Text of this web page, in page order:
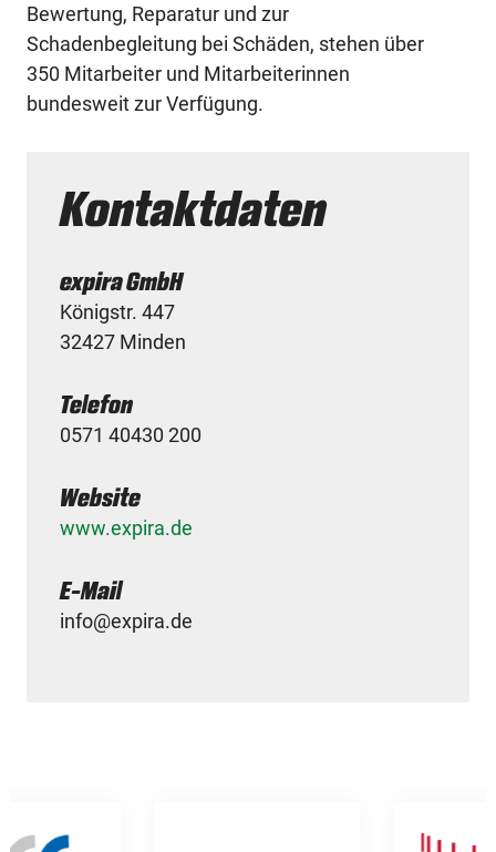
Bewertung, Reparatur und zur
Schadenbegleitung bei Schäden, stehen über
350 Mitarbeiter und Mitarbeiterinnen
bundesweit zur Verfügung.
Kontaktdaten
expira GmbH
Königstr. 447
32427 Minden
Telefon
0571 40430 200
Website
www.expira.de
E-Mail
info@expira.de